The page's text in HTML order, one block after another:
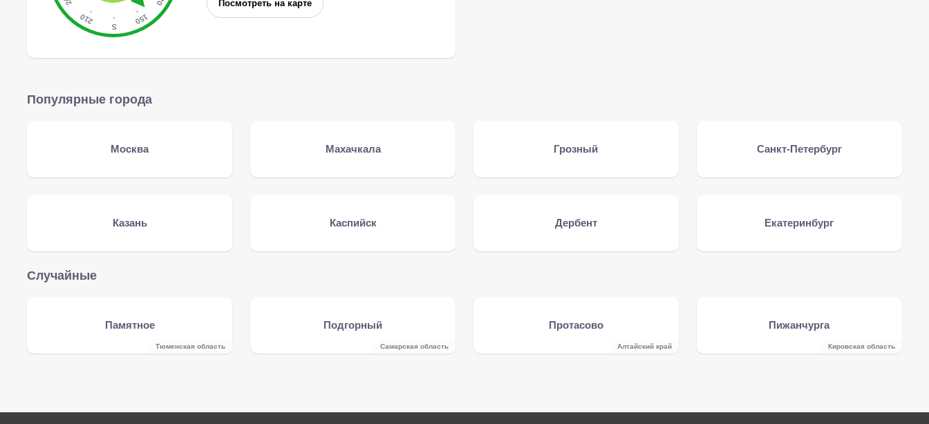
Посмотреть на карте
Популярные города
Москва Махачкала Грозный Санкт-Петербург
Казань Каспийск Дербент Екатеринбург
Случайные
Памятное
Тюменская область
Подгорный
Самарская область
Протасово
Алтайский край
Пижанчурга
Кировская область